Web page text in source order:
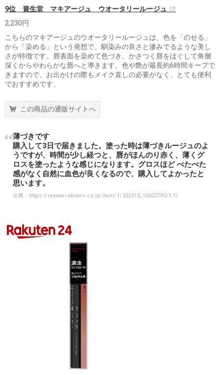
9位 資生堂 マキアージュ ウオータリールージュ
2,230円
こちらのマキアージュのウオータリールージュは、色を「のせる」
から「染める」という発想で、馴染みの良さと滲みでるような美し
さが特徴です。唇表面を染めて色づき、かさつく唇をほぐして角層
深くからやわらかな唇へと導きます。色や艶が最長約6時間キープで
きますので、お出かけの際もメイク直しの必要がなく、とても便利
でおすすめです。
この商品の通販サイトへ
薄づきです
購入して3日で届きました。塗った時は薄づきルージュのよ
うですが、時間が少し経つと、唇がほんのり赤く、薄くグ
ロスを塗ったような感じになります。グロスほど べたべた
感がなく自然に血色が良くなるので、購入してよかったと
思います。
出典： https://review.rakuten.co.jp/item/1/322315_10002785/1.1/